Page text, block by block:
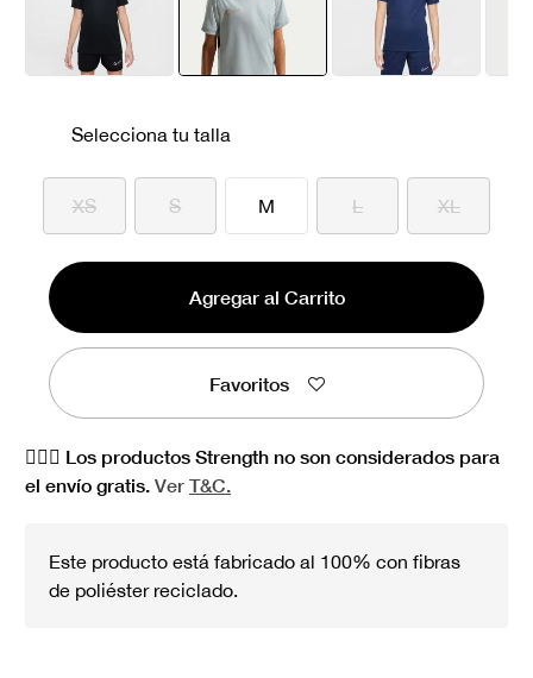
Selecciona tu talla
XS S M L XL
Agregar al Carrito
Favoritos
🏋🏻‍♀️ Los productos Strength no son considerados para
el envío gratis. Ver T&C.
Este producto está fabricado al 100% con fibras
de poliéster reciclado.